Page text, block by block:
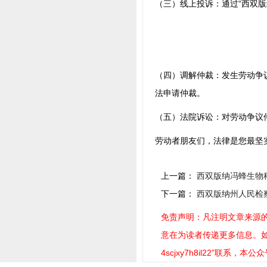
（三）线上投诉：通过“西双
（四）调解仲裁：发生劳动
法申请仲裁。
（五）法院诉讼：对劳动争
劳动者朋友们，法律是您最
上一篇： 西双版纳冯蜂生物
下一篇： 西双版纳州人民检
免责声明：凡注明文章来源
意在为读者传递更多信息。
4scjxy7h8il22”联系，本公